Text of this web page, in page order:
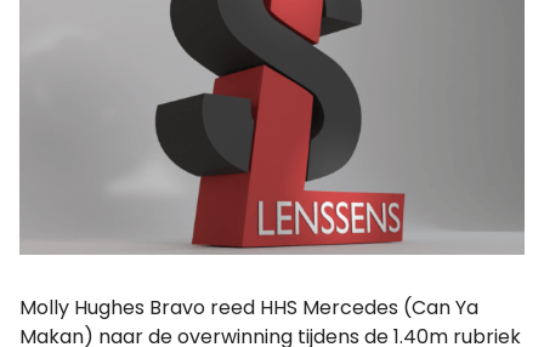
Molly Hughes Bravo reed HHS Mercedes (Can Ya
Makan) naar de overwinning tijdens de 1.40m rubriek